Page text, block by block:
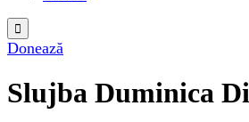

Donează
Slujba Duminica